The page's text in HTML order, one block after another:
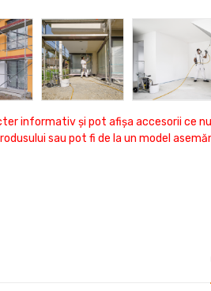
informativ și pot afișa accesorii ce
sau pot fi de la un model